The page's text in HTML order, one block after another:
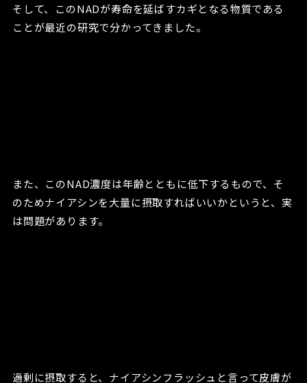
そして、このNADが寿命を延ばすカギとなる物質である
ことが最近の研究で分かってきました。
また、このNAD濃度は年齢とともに低下するもので、そ
のためナイアシンを大量に摂取すればいいかというと、実
は問題があります。
過剰に摂取すると、ナイアシンフラッシュと言って皮膚が